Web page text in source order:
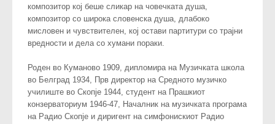
композитор кој беше сликар на човечката душа,
композитор со широка словенска душа, длабоко
мисловен и чувствителен, кој остави партитури со трајни
вредности и дела со хумани пораки.
Роден во Куманово 1909, дипломира на Музичката школа
во Белград 1934, Прв директор на Средното музичко
училиште во Скопје 1944, студент на Прашкиот
конзерваториум 1946-47, Началник на музичката програма
на Радио Скопје и диригент на симфонискиот Радио